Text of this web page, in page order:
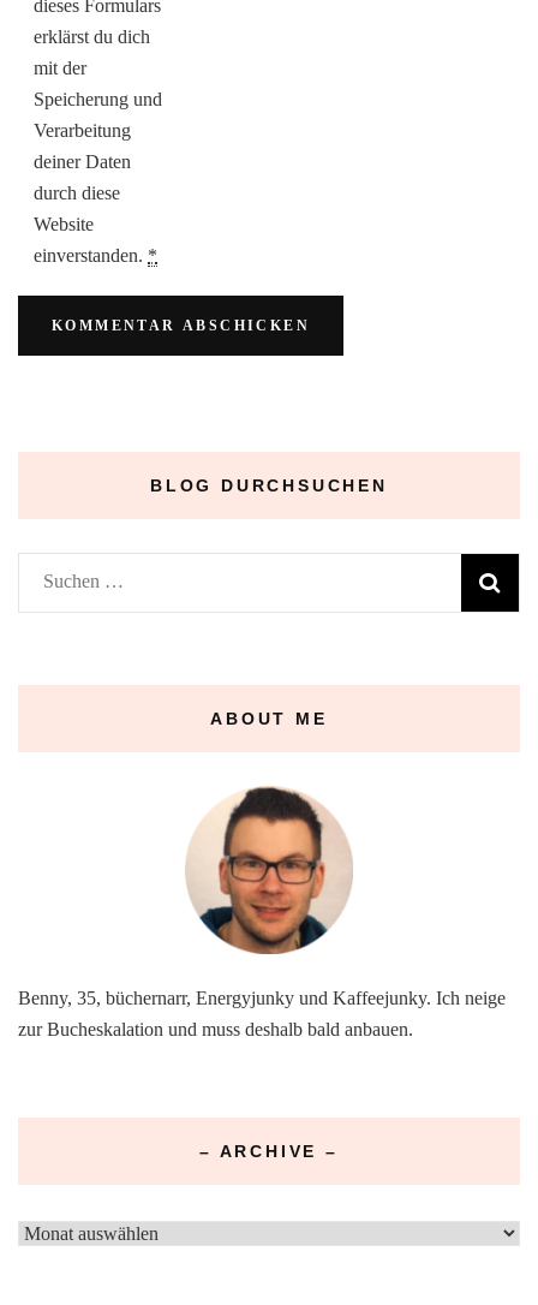
dieses Formulars
erklärst du dich
mit der
Speicherung und
Verarbeitung
deiner Daten
durch diese
Website
einverstanden. *
BLOG DURCHSUCHEN
Suchen
nach:
ABOUT ME
Benny, 35, büchernarr, Energyjunky und Kaffeejunky. Ich neige
zur Bucheskalation und muss deshalb bald anbauen.
– ARCHIVE –
–